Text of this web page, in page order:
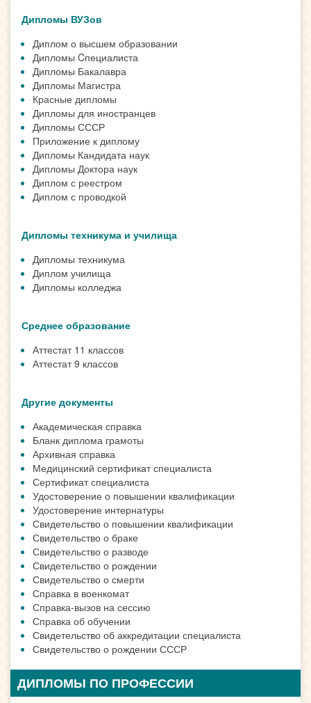
Дипломы ВУЗов
Диплом о высшем образовании
Дипломы Cпециалиста
Дипломы Бакалавра
Дипломы Магистра
Красные дипломы
Дипломы для иностранцев
Дипломы СССР
Приложение к диплому
Дипломы Кандидата наук
Дипломы Доктора наук
Диплом с реестром
Диплом с проводкой
Дипломы техникума и училища
Дипломы техникума
Диплом училища
Дипломы колледжа
Среднее образование
Аттестат 11 классов
Аттестат 9 классов
Другие документы
Академическая справка
Бланк диплома грамоты
Архивная справка
Медицинский сертификат специалиста
Сертификат специалиста
Удостоверение о повышении квалификации
Удостоверение интернатуры
Свидетельство о повышении квалификации
Свидетельство о браке
Свидетельство о разводе
Свидетельство о рождении
Свидетельство о смерти
Справка в военкомат
Справка-вызов на сессию
Справка об обучении
Свидетельство об аккредитации специалиста
Свидетельство о рождении СССР
ДИПЛОМЫ ПО ПРОФЕССИИ